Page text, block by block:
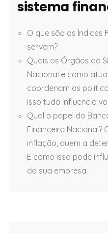
sistema
O que são os Índices
servem?
Quais os Órgãos do
Nacional e como
coordenam as
isso tudo influencia
Qual o papel do
Financeira Nacional?
inflação, quem a
E como isso pode
da sua empresa.